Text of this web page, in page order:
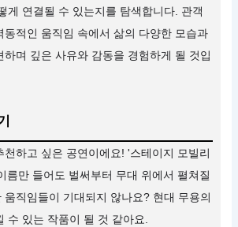
게 연결될 수 있는지를 탐색합니다. 관객
동적인 움직임 속에서 삶의 다양한 모습과
하며 깊은 사유와 감동을 경험하게 될 것입
천하고 싶은 공연이에요! '스테이지 모빌리
름만 들어도 벌써부터 무대 위에서 펼쳐질
움직임들이 기대되지 않나요? 현대 무용의
수 있는 작품이 될 것 같아요.